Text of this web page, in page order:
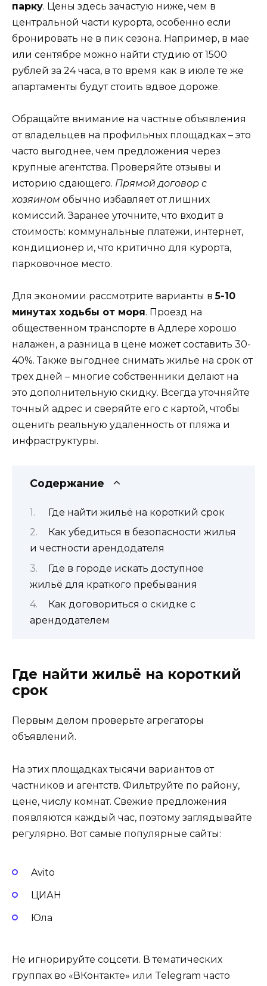
парку. Цены здесь зачастую ниже, чем в
центральной части курорта, особенно если
бронировать не в пик сезона. Например, в мае
или сентябре можно найти студию от 1500
рублей за 24 часа, в то время как в июле те же
апартаменты будут стоить вдвое дороже.
Обращайте внимание на частные объявления
от владельцев на профильных площадках – это
часто выгоднее, чем предложения через
крупные агентства. Проверяйте отзывы и
историю сдающего. Прямой договор с
хозяином обычно избавляет от лишних
комиссий. Заранее уточните, что входит в
стоимость: коммунальные платежи, интернет,
кондиционер и, что критично для курорта,
парковочное место.
Для экономии рассмотрите варианты в5-10
минутах ходьбы от моря. Проезд на
общественном транспорте в Адлере хорошо
налажен, а разница в цене может составить 30-
40%. Также выгоднее снимать жилье на срок от
трех дней – многие собственники делают на
это дополнительную скидку. Всегда уточняйте
точный адрес и сверяйте его с картой, чтобы
оценить реальную удаленность от пляжа и
инфраструктуры.
Содержание
Где найти жильё на короткий срок
Как убедиться в безопасности жилья
и честности арендодателя
Где в городе искать доступное
жильё для краткого пребывания
Как договориться о скидке с
арендодателем
Где найти жильё на короткий
срок
Первым делом проверьте агрегаторы
объявлений.
На этих площадках тысячи вариантов от
частников и агентств. Фильтруйте по району,
цене, числу комнат. Свежие предложения
появляются каждый час, поэтому заглядывайте
регулярно. Вот самые популярные сайты:
Avito
ЦИАН
Юла
Не игнорируйте соцсети. В тематических
группах во «ВКонтакте» или Telegram часто